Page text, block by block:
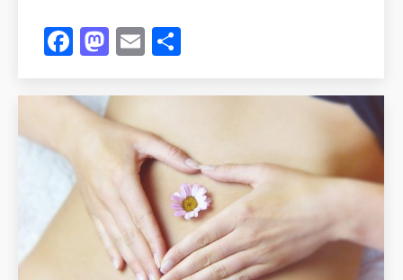
Facebook
Mastodon
Email